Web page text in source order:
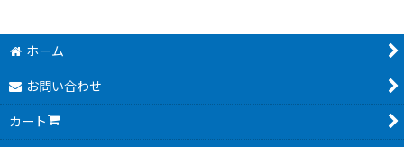
ホーム
お問い合わせ
カート